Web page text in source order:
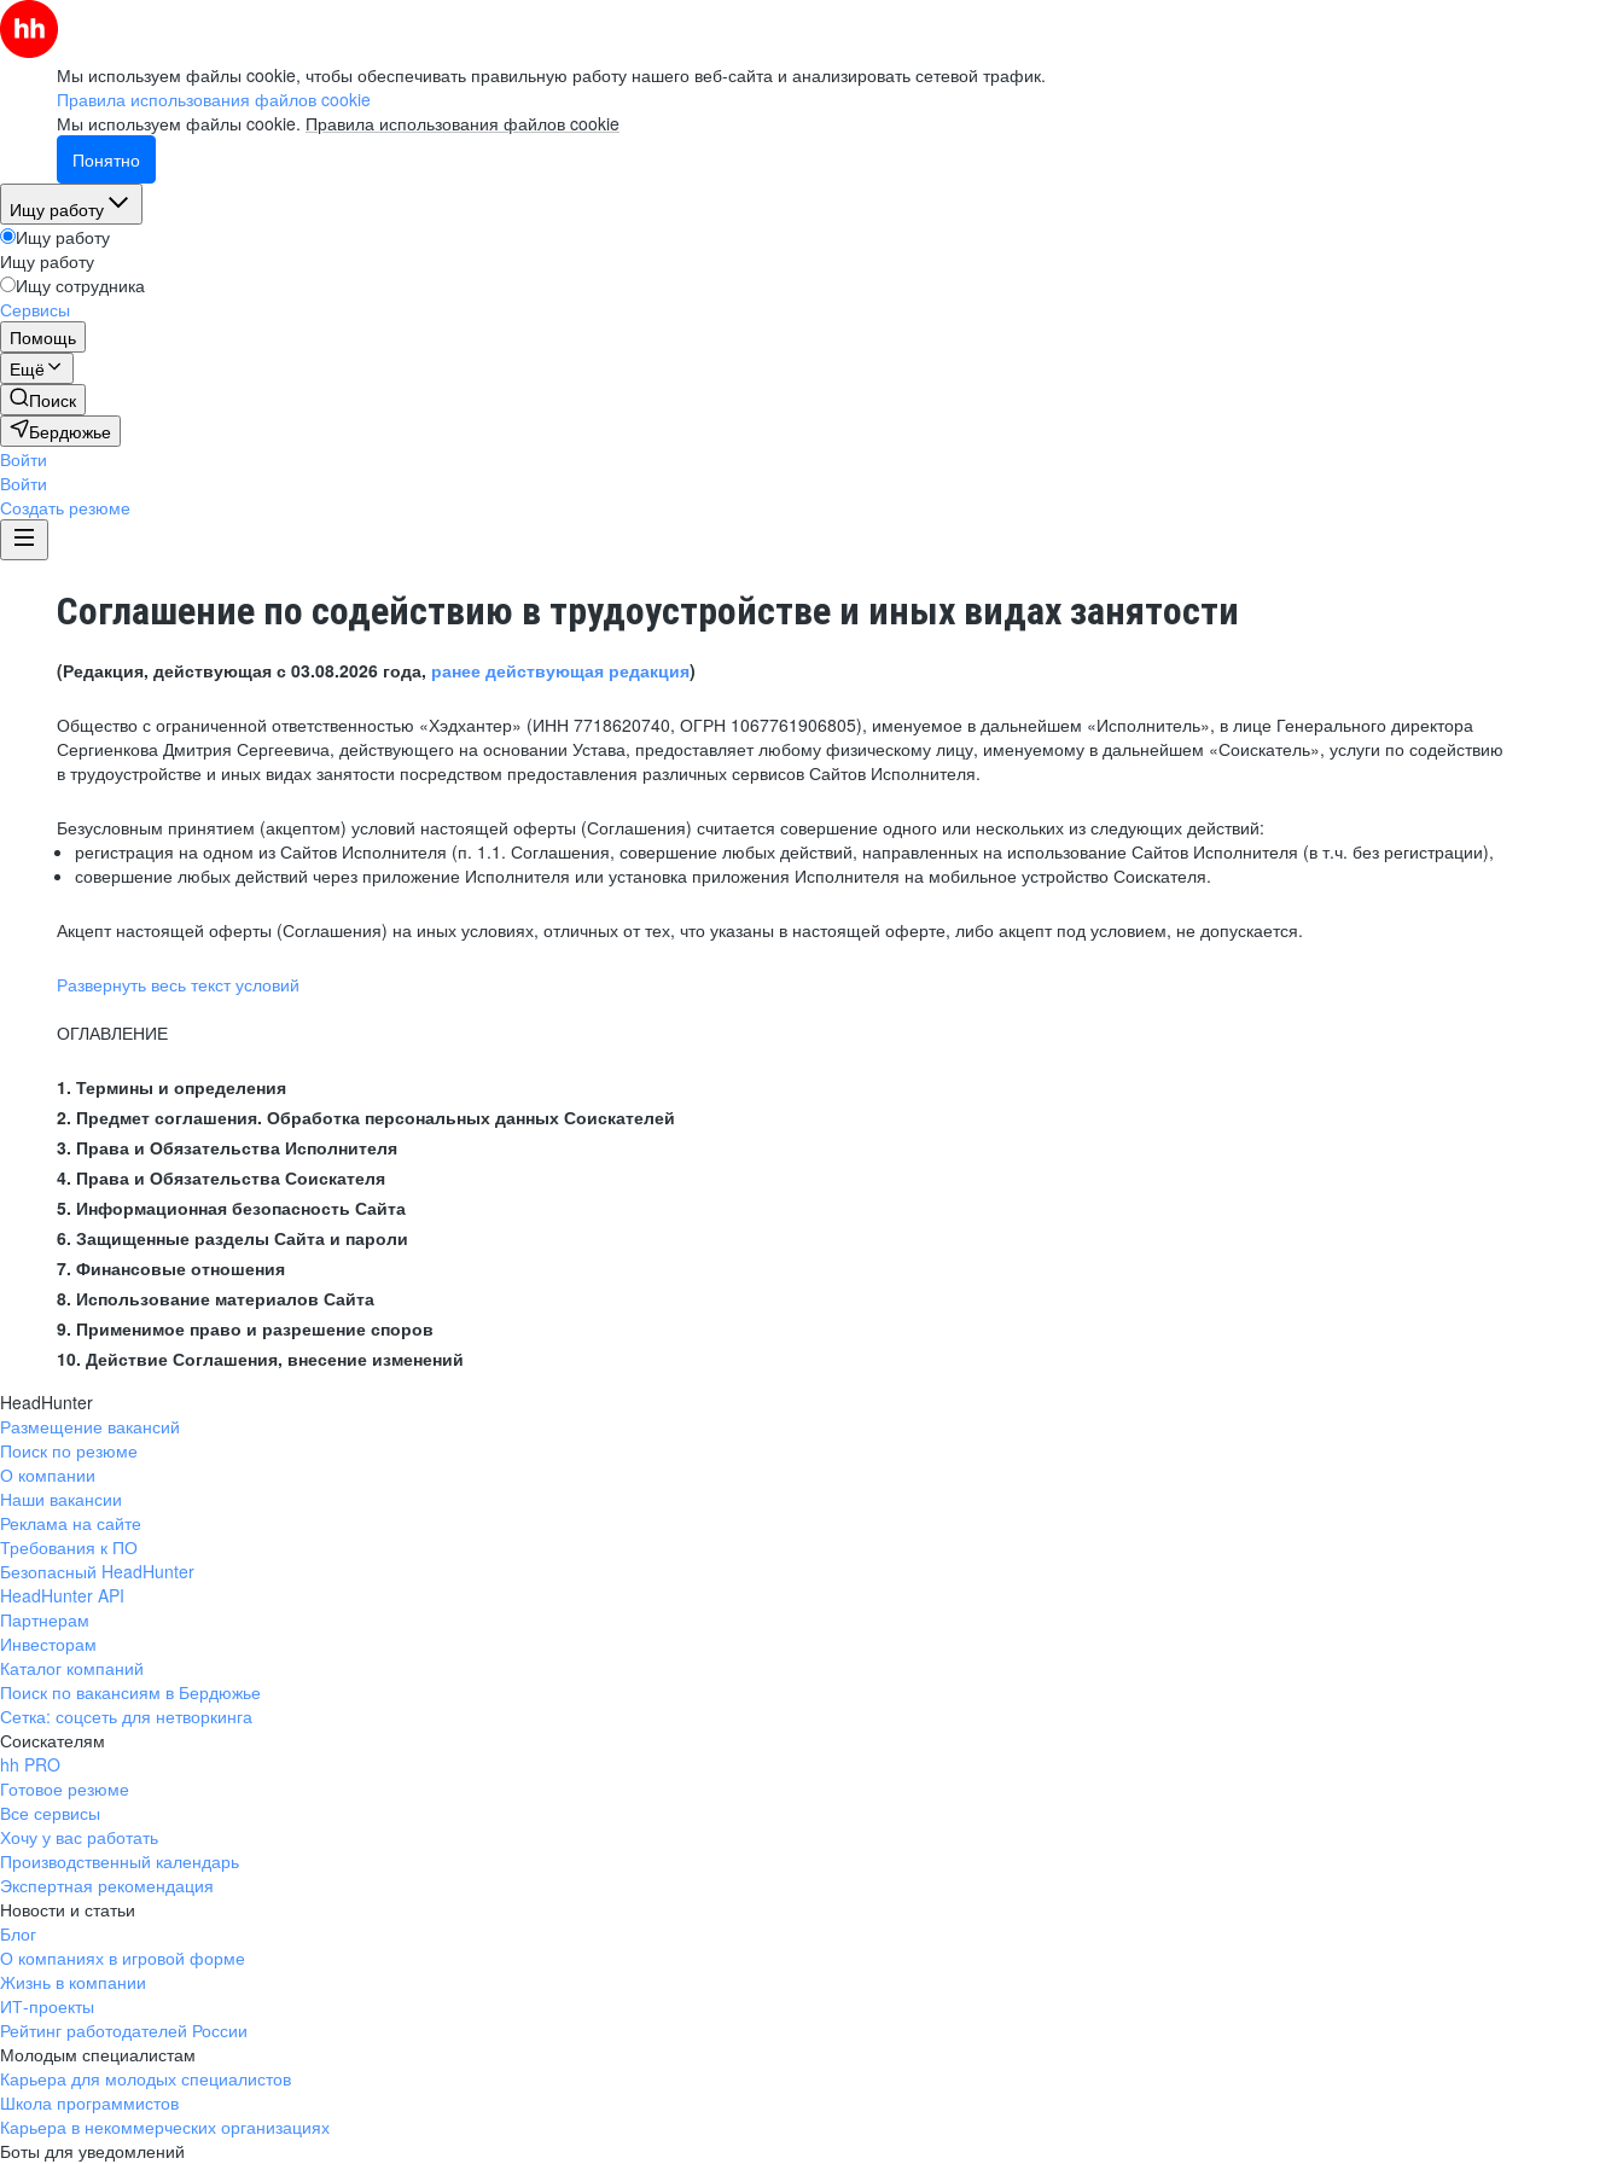
Мы используем файлы cookie, чтобы обеспечивать правильную работу нашего веб-сайта и анализировать сетевой трафик.
Правила использования файлов cookie
Мы используем файлы cookie. Правила использования файлов cookie
Понятно
Ищу работу
Ищу работу
Ищу работу
Ищу сотрудника
Сервисы
Помощь
Ещё
Поиск
Бердюжье
Войти
Войти
Создать резюме
Соглашение по содействию в трудоустройстве и иных видах занятости
(Редакция, действующая с 03.08.2026 года, ранее действующая редакция)
Общество с ограниченной ответственностью «Хэдхантер» (ИНН 7718620740, ОГРН 1067761906805), именуемое в дальнейшем «Исполнитель», в лице Генерального директора
Сергиенкова Дмитрия Сергеевича, действующего на основании Устава, предоставляет любому физическому лицу, именуемому в дальнейшем «Соискатель», услуги по содействию
в трудоустройстве и иных видах занятости посредством предоставления различных сервисов Сайтов Исполнителя.
Безусловным принятием (акцептом) условий настоящей оферты (Соглашения) считается совершение одного или нескольких из следующих действий:
регистрация на одном из Сайтов Исполнителя (п. 1.1. Соглашения, совершение любых действий, направленных на использование Сайтов Исполнителя (в т.ч. без регистрации),
совершение любых действий через приложение Исполнителя или установка приложения Исполнителя на мобильное устройство Соискателя.
Акцепт настоящей оферты (Соглашения) на иных условиях, отличных от тех, что указаны в настоящей оферте, либо акцепт под условием, не допускается.
Развернуть весь текст условий
ОГЛАВЛЕНИЕ
1. Термины и определения
2. Предмет соглашения. Обработка персональных данных Соискателей
3. Права и Обязательства Исполнителя
4. Права и Обязательства Соискателя
5. Информационная безопасность Сайта
6. Защищенные разделы Сайта и пароли
7. Финансовые отношения
8. Использование материалов Сайта
9. Применимое право и разрешение споров
10. Действие Соглашения, внесение изменений
HeadHunter
Размещение вакансий
Поиск по резюме
О компании
Наши вакансии
Реклама на сайте
Требования к ПО
Безопасный HeadHunter
HeadHunter API
Партнерам
Инвесторам
Каталог компаний
Поиск по вакансиям в Бердюжье
Сетка: соцсеть для нетворкинга
Соискателям
hh PRO
Готовое резюме
Все сервисы
Хочу у вас работать
Производственный календарь
Экспертная рекомендация
Новости и статьи
Блог
О компаниях в игровой форме
Жизнь в компании
ИТ-проекты
Рейтинг работодателей России
Молодым специалистам
Карьера для молодых специалистов
Школа программистов
Карьера в некоммерческих организациях
Боты для уведомлений